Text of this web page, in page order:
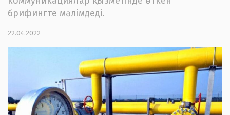
брифингте мәлімдеді.
22.04.2022